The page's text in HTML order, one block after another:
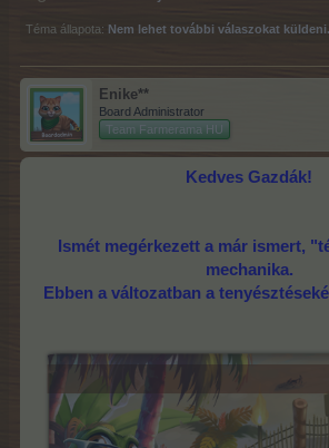
Téma állapota: Nem lehet további válaszokat küldeni.
Enike**
Board Administrator
Team Farmerama HU
Kedves Gazdák!
Ismét megérkezett a már ismert,
mechanika.
Ebben a változatban a